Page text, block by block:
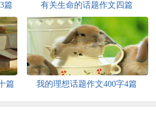
篇 有关生命的话题作文四篇
篇 我的理想话题作文400字4篇